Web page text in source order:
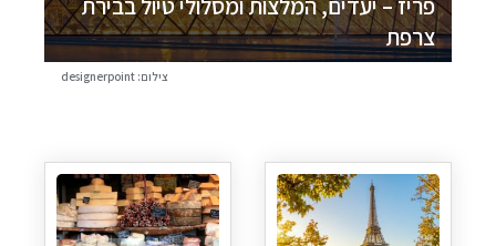
צרפת
צילום: designerpoint